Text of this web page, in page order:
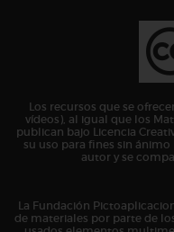
Los recursos que se
vídeos), al igual que los
publican bajo Licencia
su uso para fines sin
autor y se
La Fundación
de materiales por parte de